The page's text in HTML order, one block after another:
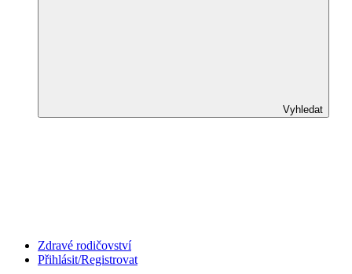
Vyhledat
Zdravé rodičovství
Přihlásit/Registrovat